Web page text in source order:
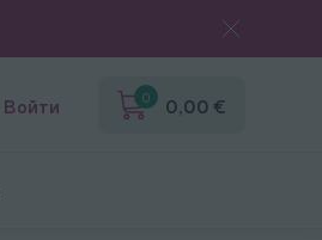
Войти 0 0,00 €